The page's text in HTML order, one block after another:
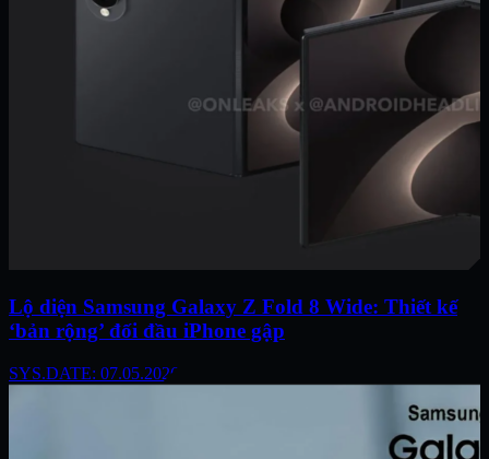
Lộ diện Samsung Galaxy Z Fold 8 Wide: Thiết kế
‘bản rộng’ đối đầu iPhone gập
SYS.DATE: 07.05.2026